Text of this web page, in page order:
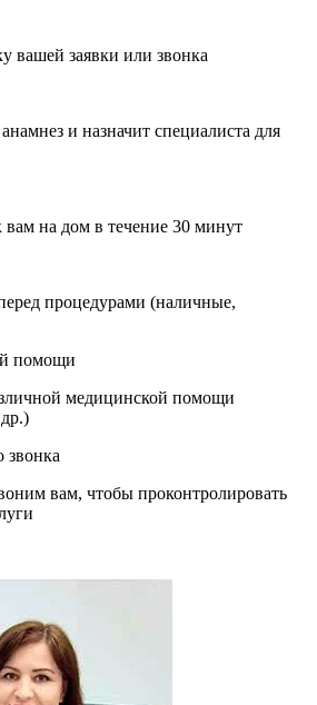
вашей заявки или звонка
и назначит специалиста для
вам на дом в течение 30 минут
процедурами (наличные,
медицинской помощи
вам, чтобы проконтролировать